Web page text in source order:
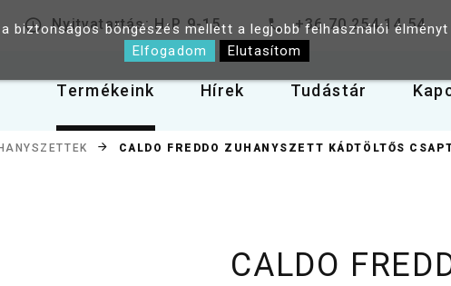
Nyitvatartás: H-P 9-15 +36 70 254 14 54
Termékeink Hírek Tudástár
CALDO FREDDO ZUHANYSZETT KÁDTÖLTŐS
CALDO
biztonságos böngészés mellett a legjobb felhasználói
Elfogadom
Elutasítom